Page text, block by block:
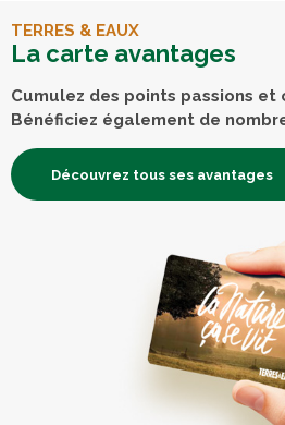
TERRES & EAUX
La carte avantages
Cumulez des points passions
Bénéficiez également de
Découvrez tous ses avantages